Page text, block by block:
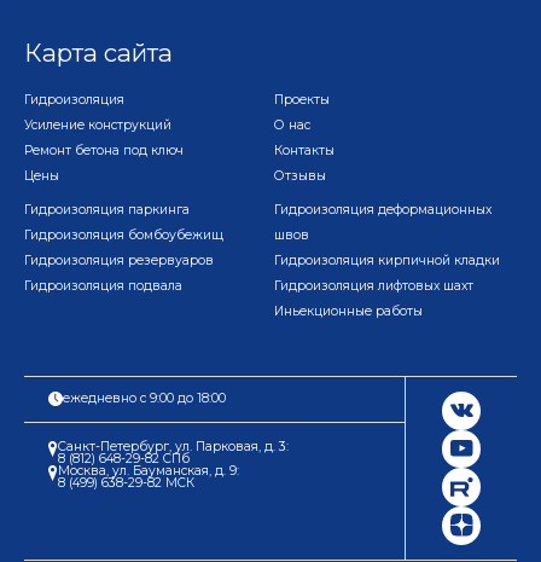
Карта сайта
Гидроизоляция
Усиление конструкций
Ремонт бетона под ключ
Цены
Проекты
О нас
Контакты
Отзывы
Гидроизоляция паркинга
Гидроизоляция бомбоубежищ
Гидроизоляция резервуаров
Гидроизоляция подвала
Гидроизоляция деформационных
швов
Гидроизоляция кирпичной кладки
Гидроизоляция лифтовых шахт
Иньекционные работы
ежедневно с 9:00 до 18:00
Санкт-Петербург, ул. Парковая, д. 3:
8 (812) 648-29-82 СПб
Москва, ул. Бауманская, д. 9:
8 (499) 638-29-82 МСК